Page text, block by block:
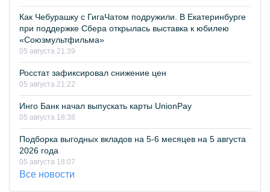
Как Чебурашку с ГигаЧатом подружили. В Екатеринбурге
при поддержке Сбера открылась выставка к юбилею
«Союзмультфильма»
05 августа 21:39
Росстат зафиксировал снижение цен
05 августа 21:22
Инго Банк начал выпускать карты UnionPay
05 августа 18:38
Подборка выгодных вкладов на 5-6 месяцев на 5 августа
2026 года
05 августа 18:07
Все новости